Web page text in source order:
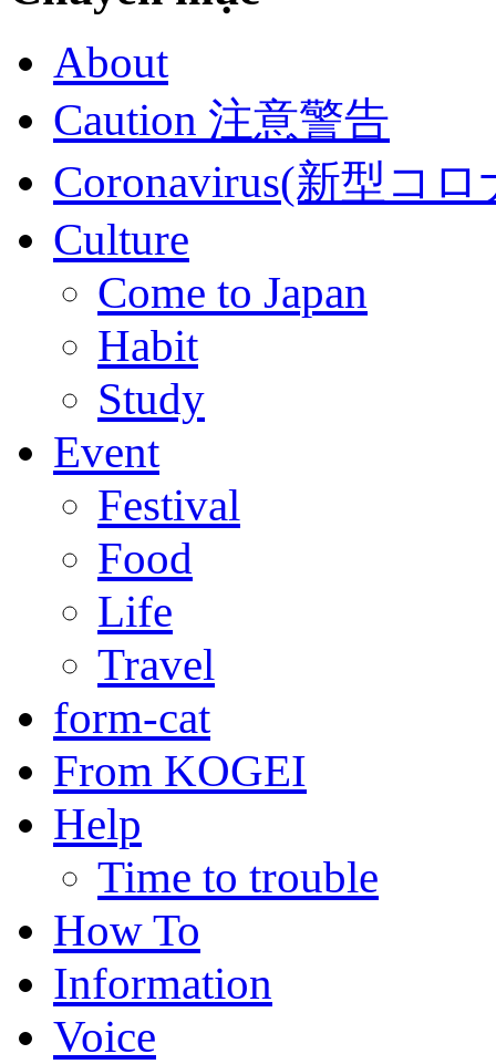
About
Caution 注意警告
Coronavirus(新型コ
Culture
Come to Japan
Habit
Study
Event
Festival
Food
Life
Travel
form-cat
From KOGEI
Help
Time to trouble
How To
Information
Voice